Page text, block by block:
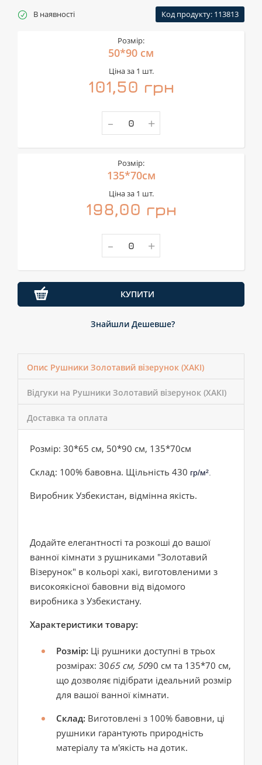
В наявності Код продукту: 113813
Розмір:
50*90 см
Ціна за 1 шт.
101,50 грн
- +
Розмір:
135*70см
Ціна за 1 шт.
198,00 грн
- +
КУПИТИ
Знайшли Дешевше?
Опис Рушники Золотавий візерунок (ХАКІ)
Відгуки на Рушники Золотавий візерунок (ХАКІ)
Доставка та оплата
Розмір: 30*65 см, 50*90 см, 135*70см
Склад: 100% бавовна. Щільність 430 гр/м²
Виробник Узбекистан, відмінна якість.
Додайте елегантності та розкоші до вашої
ванної кімнати з рушниками "Золотавий
Візерунок" в кольорі хакі, виготовленими з
високоякісної бавовни від відомого
виробника з Узбекистану.
Характеристики товару:
Розмір: Ці рушники доступні в трьох
розмірах: 3065 см, 5090 см та 135*70 см,
що дозволяє підібрати ідеальний розмір
для вашої ванної кімнати.
Склад: Виготовлені з 100% бавовни, ці
рушники гарантують природність
матеріалу та м'якість на дотик.